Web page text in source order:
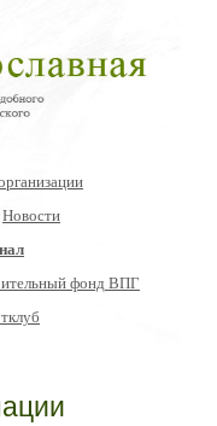
Новости
фонд ВПГ